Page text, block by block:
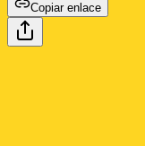
Copiar enlace